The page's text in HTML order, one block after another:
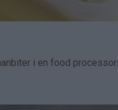
i en food processor.